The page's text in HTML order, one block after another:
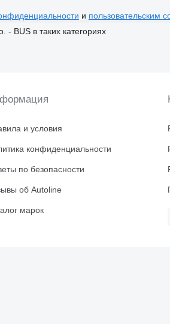
и пользовательским
BUS в таких категориях
и условия
конфиденциальности
по безопасности
об Autoline
марок